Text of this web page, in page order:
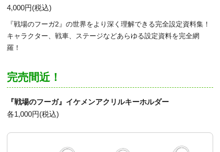
4,000円(税込)
『戦場のフーガ2』の世界をより深く理解できる完全設定資料集！
キャラクター、戦車、ステージなどあらゆる設定資料を完全網
羅！
完売間近！
『戦場のフーガ』イケメンアクリルキーホルダー
各1,000円(税込)